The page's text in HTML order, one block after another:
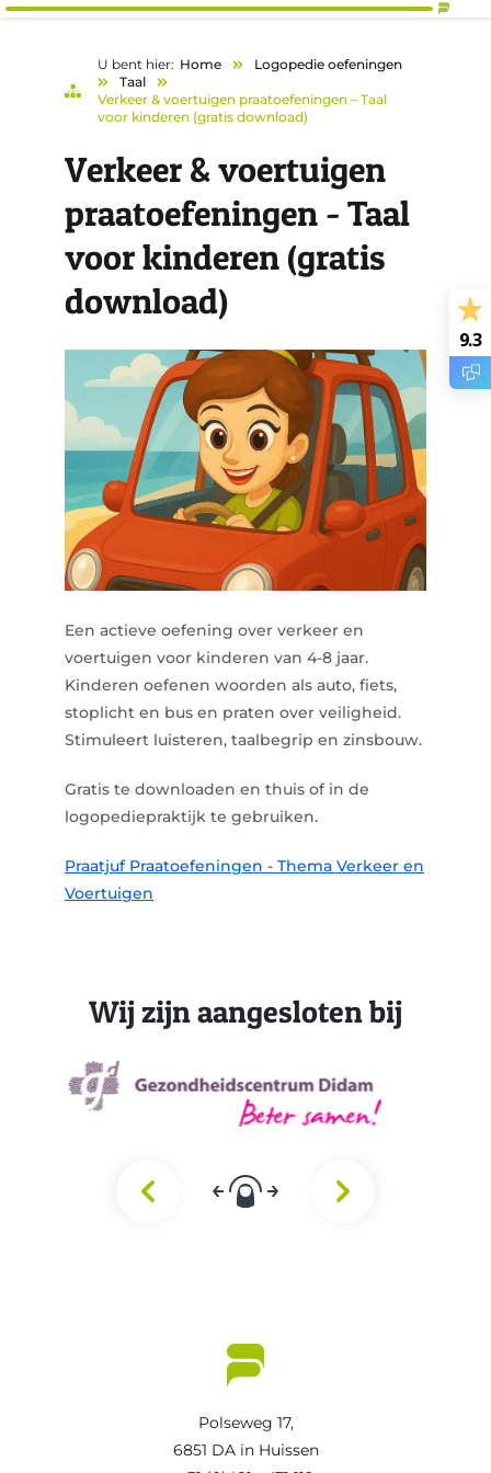
U bent hier: Home
Logopedie oefeningen
Taal
Verkeer & voertuigen praatoefeningen – Taal
voor kinderen (gratis download)
Verkeer & voertuigen
praatoefeningen - Taal
voor kinderen (gratis
download)
Een actieve oefening over verkeer en
voertuigen voor kinderen van 4-8 jaar.
Kinderen oefenen woorden als auto, fiets,
stoplicht en bus en praten over veiligheid.
Stimuleert luisteren, taalbegrip en zinsbouw.
Gratis te downloaden en thuis of in de
logopediepraktijk te gebruiken.
Praatjuf Praatoefeningen - Thema Verkeer en
Voertuigen
Wij zijn aangesloten bij
Polseweg 17,
6851 DA in Huissen
9.3